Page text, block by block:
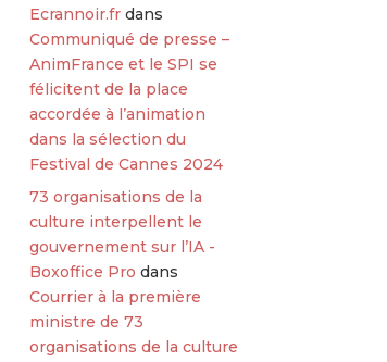
Ecrannoir.fr dans
Communiqué de presse –
AnimFrance et le SPI se
félicitent de la place
accordée à l’animation
dans la sélection du
Festival de Cannes 2024
73 organisations de la
culture interpellent le
gouvernement sur l’IA -
Boxoffice Pro dans
Courrier à la première
ministre de 73
organisations de la culture